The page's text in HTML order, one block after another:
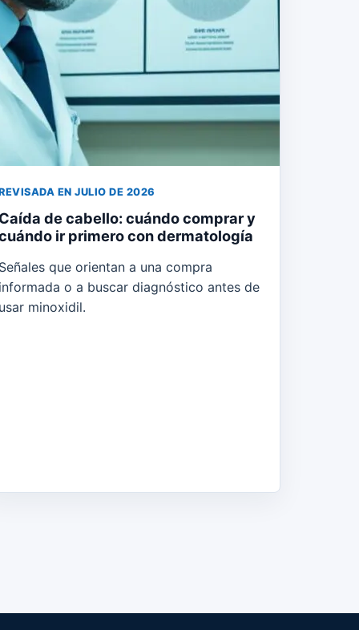
EN JULIO DE 2026
de cabello: cuándo comprar y
ir primero con dermatología
que orientan a una compra
o a buscar diagnóstico antes de
minoxidil.